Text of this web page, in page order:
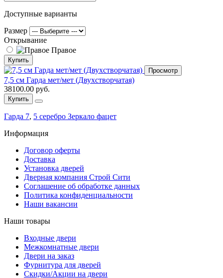
Доступные варианты
Размер
Открывание
Правое
Купить
Просмотр
7,5 см Гарда мет/мет (Двухстворчатая)
38100.00 руб.
Купить
Гарда 7, 5 серебро Зеркало фацет
Информация
Договор оферты
Доставка
Установка дверей
Дверная компания Строй Сити
Соглашение об обработке данных
Политика конфиденциальности
Наши вакансии
Наши товары
Входные двери
Межкомнатные двери
Двери на заказ
Фурнитура для дверей
Скидки/Акции на двери